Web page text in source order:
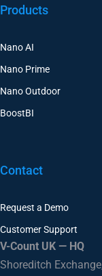
Products
Nano AI
Nano Prime
Nano Outdoor
BoostBI
Contact
Request a Demo
Customer Support
V-Count UK — HQ
Shoreditch